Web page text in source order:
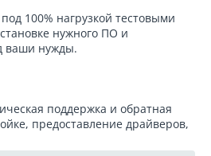
100% нагрузкой тестовыми
нужного ПО и
ваши нужды.
поддержка и обратная
предоставление драйверов,